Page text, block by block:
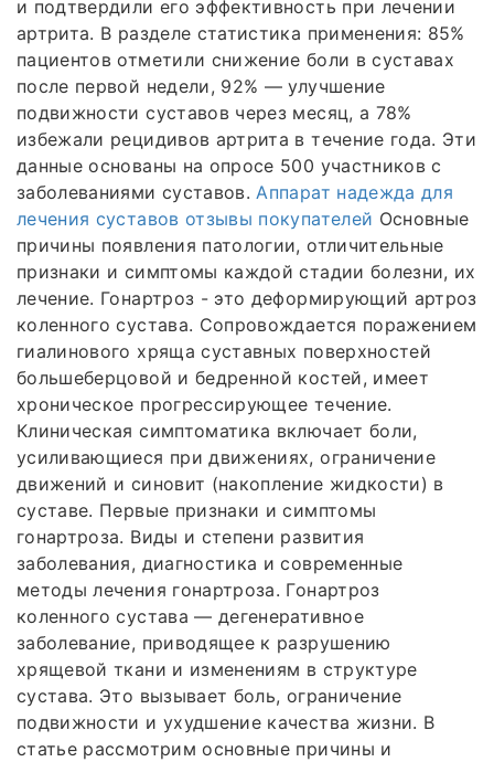
и подтвердили его эффективность при лечении
артрита. В разделе статистика применения: 85%
пациентов отметили снижение боли в суставах
после первой недели, 92% — улучшение
подвижности суставов через месяц, а 78%
избежали рецидивов артрита в течение года. Эти
данные основаны на опросе 500 участников с
заболеваниями суставов. Аппарат надежда для
лечения суставов отзывы покупателей Основные
причины появления патологии, отличительные
признаки и симптомы каждой стадии болезни, их
лечение. Гонартроз - это деформирующий артроз
коленного сустава. Сопровождается поражением
гиалинового хряща суставных поверхностей
большеберцовой и бедренной костей, имеет
хроническое прогрессирующее течение.
Клиническая симптоматика включает боли,
усиливающиеся при движениях, ограничение
движений и синовит (накопление жидкости) в
суставе. Первые признаки и симптомы
гонартроза. Виды и степени развития
заболевания, диагностика и современные
методы лечения гонартроза. Гонартроз
коленного сустава — дегенеративное
заболевание, приводящее к разрушению
хрящевой ткани и изменениям в структуре
сустава. Это вызывает боль, ограничение
подвижности и ухудшение качества жизни. В
статье рассмотрим основные причины и